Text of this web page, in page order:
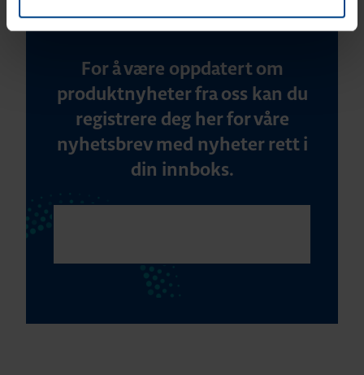
For å være oppdatert om
produktnyheter fra oss kan du
registrere deg her for våre
nyhetsbrev med nyheter rett i
din innboks.